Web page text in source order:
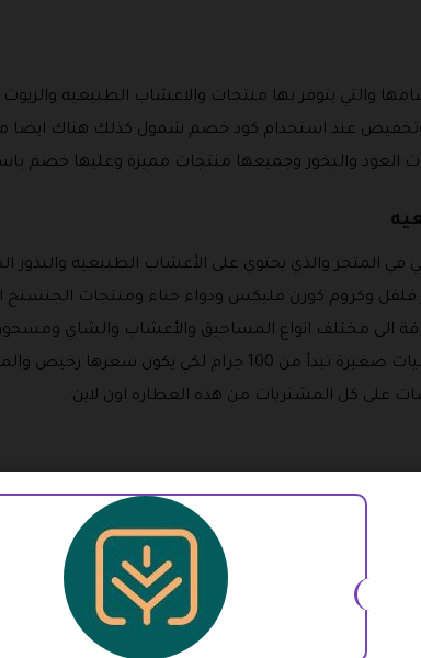
والتي يتوفر بها منتجات والاعشاب الطبيعيه
عند استخدام كود خصم شمول كذلك هناك ايضا
العود والبخور وجميعها منتجات مميزة وعليها
في المتجر والذي يحتوي على الأعشاب الطبيعيه
فلفل وكروم كورن فليكس ودواء حناء ومنتجات الجنسنج
الى مختلف انواع المساحيق والأعشاب والشاي
هذه المنتجات يمكن الحصول عليها بكميات صغيرة تبدأ من
كل المشتريات من هذه العطاره اون لاين .
والذي يحتوي على زيوت الكابتن وزيوت المعصرة
الاركان وزيت دهن النعام بالإضافة إلى زيت الفجل
ويمكنك استخدام كود خصم عطاره شمول اون لاين
شراء شمول .